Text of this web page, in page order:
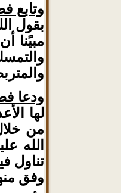
وتابع
بقول
مبيًنا
ودعا
لها
من
الله
تناول
وفق